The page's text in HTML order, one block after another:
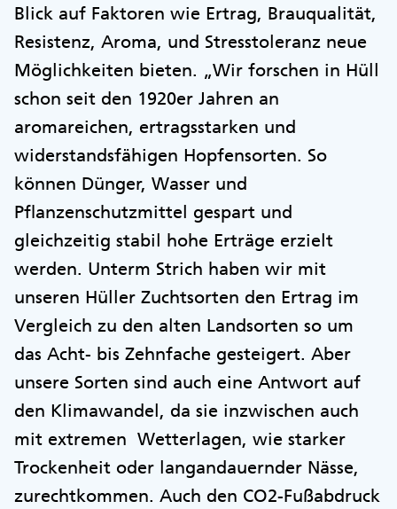
Blick auf Faktoren wie Ertrag, Brauqualität,
Resistenz, Aroma, und Stresstoleranz neue
Möglichkeiten bieten. „Wir forschen in Hüll
schon seit den 1920er Jahren an
aromareichen, ertragsstarken und
widerstandsfähigen Hopfensorten. So
können Dünger, Wasser und
Pflanzenschutzmittel gespart und
gleichzeitig stabil hohe Erträge erzielt
werden. Unterm Strich haben wir mit
unseren Hüller Zuchtsorten den Ertrag im
Vergleich zu den alten Landsorten so um
das Acht- bis Zehnfache gesteigert. Aber
unsere Sorten sind auch eine Antwort auf
den Klimawandel, da sie inzwischen auch
mit extremen Wetterlagen, wie starker
Trockenheit oder langandauernder Nässe,
zurechtkommen. Auch den CO2-Fußabdruck